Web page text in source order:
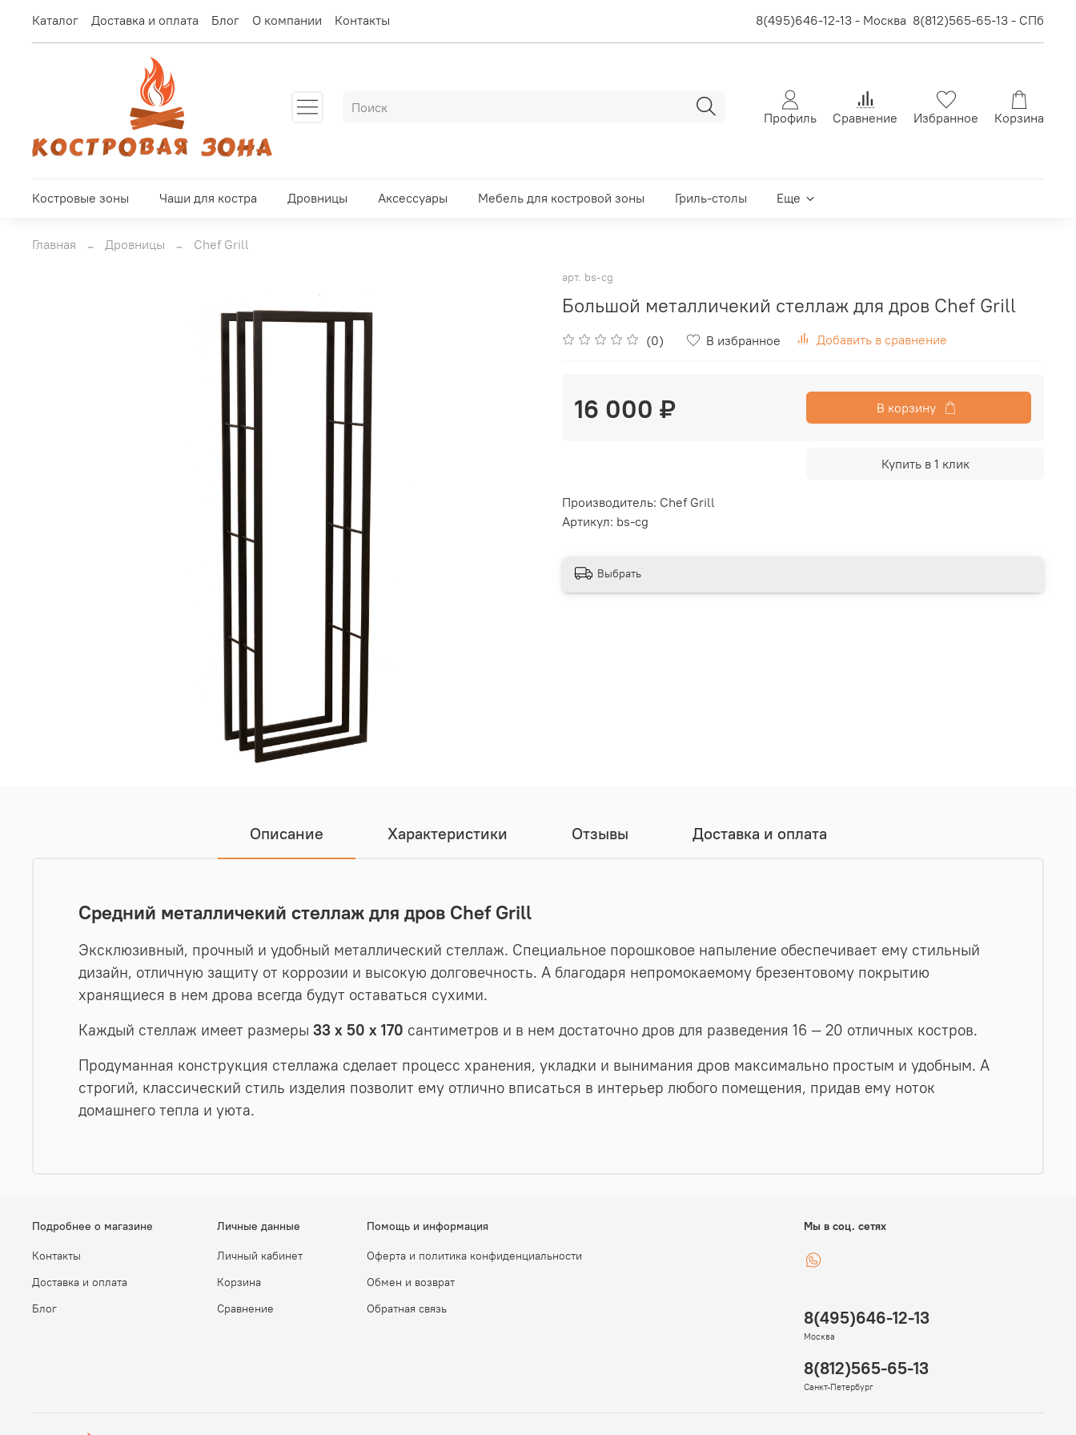
Каталог Доставка и оплата Блог О компании Контакты 8(495)646-12-13 - Москва 8(812)565-65-13 - СПб
Профиль Сравнение Избранное Корзина
Костровые зоны Чаши для костра Дровницы Аксессуары Мебель для костровой зоны Гриль-столы Еще
Главная Дровницы Chef Grill
арт. bs-cg
Большой металличекий стеллаж для дров Chef Grill
(0) В избранное Добавить в сравнение
16 000 ₽ В корзину
Купить в 1 клик
Производитель: Chef Grill
Артикул: bs-cg
Выбрать
Описание Характеристики Отзывы Доставка и оплата
Средний металличекий стеллаж для дров Chef Grill
Эксклюзивный, прочный и удобный металлический стеллаж. Специальное порошковое напыление обеспечивает ему стильный
дизайн, отличную защиту от коррозии и высокую долговечность. А благодаря непромокаемому брезентовому покрытию
хранящиеся в нем дрова всегда будут оставаться сухими.
Каждый стеллаж имеет размеры 33 х 50 х 170 сантиметров и в нем достаточно дров для разведения 16 — 20 отличных костров.
Продуманная конструкция стеллажа сделает процесс хранения, укладки и вынимания дров максимально простым и удобным. А
строгий, классический стиль изделия позволит ему отлично вписаться в интерьер любого помещения, придав ему ноток
домашнего тепла и уюта.
Подробнее о магазине
Контакты
Доставка и оплата
Блог
Личные данные
Личный кабинет
Корзина
Сравнение
Помощь и информация
Оферта и политика конфиденциальности
Обмен и возврат
Обратная связь
Мы в соц. сетях
8(495)646-12-13
Москва
8(812)565-65-13
Санкт-Петербург